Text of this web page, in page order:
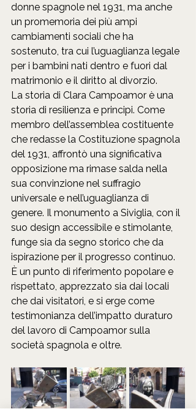
donne spagnole nel 1931, ma anche
un promemoria dei più ampi
cambiamenti sociali che ha
sostenuto, tra cui l’uguaglianza legale
per i bambini nati dentro e fuori dal
matrimonio e il diritto al divorzio.
La storia di Clara Campoamor è una
storia di resilienza e principi. Come
membro dell’assemblea costituente
che redasse la Costituzione spagnola
del 1931, affrontò una significativa
opposizione ma rimase salda nella
sua convinzione nel suffragio
universale e nell’uguaglianza di
genere. Il monumento a Siviglia, con il
suo design accessibile e stimolante,
funge sia da segno storico che da
ispirazione per il progresso continuo.
È un punto di riferimento popolare e
rispettato, apprezzato sia dai locali
che dai visitatori, e si erge come
testimonianza dell’impatto duraturo
del lavoro di Campoamor sulla
società spagnola e oltre.